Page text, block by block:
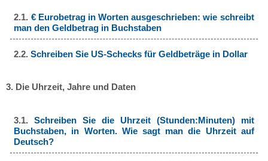
2.1. € Eurobetrag in Worten ausgeschrieben: wie schreibt
man den Geldbetrag in Buchstaben
2.2.Schreiben Sie US-Schecks für Geldbeträge in Dollar
3. Die Uhrzeit, Jahre und Daten
3.1.Schreiben Sie die Uhrzeit (Stunden:Minuten) mit
Buchstaben, in Worten. Wie sagt man die Uhrzeit auf
Deutsch?